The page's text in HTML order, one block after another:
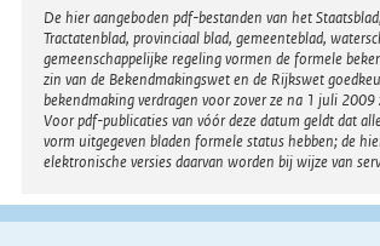
Disclaimer
De hier aangeboden pdf-bestanden van het
Tractatenblad, provinciaal blad, gemeenteblad,
gemeenschappelijke regeling vormen de formele
zin van de Bekendmakingswet en de Rijkswet
bekendmaking verdragen voor zover ze na 1 juli 2009
Voor pdf-publicaties van vóór deze datum geldt dat
vorm uitgegeven bladen formele status hebben; de
elektronische versies daarvan worden bij wijze van